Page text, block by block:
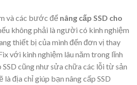
và các bước để nâng cấp SSD cho
không phải là người có kinh nghiệm
thiết bị của mình đến đơn vị thay
với kinh nghiệm lâu năm trong lĩnh
cũng như sửa chữa các lỗi từ sản
là địa chỉ giúp bạn nâng cấp SSD